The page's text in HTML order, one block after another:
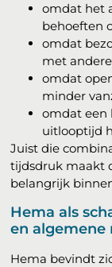
omdat het
behoeften
omdat
met
omdat
minder
omdat een
uitlooptijd
Juist die
tijdsdruk maakt
belangrijk
Hema als
en algemene
Hema bevindt